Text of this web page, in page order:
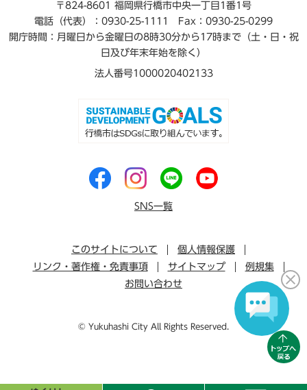
〒824-8601 福岡県行橋市中央一丁目1番1号
電話（代表）：0930-25-1111
Fax：0930-25-0299
開庁時間：月曜日から金曜日の8時30分から17時まで（土・日・祝
日及び年末年始を除く）
法人番号1000020402133
SNS一覧
このサイトについて
個人情報保護
リンク・著作権・免責事項
サイトマップ
例規集
お問い合わせ
© Yukuhashi City All Rights Reserved.